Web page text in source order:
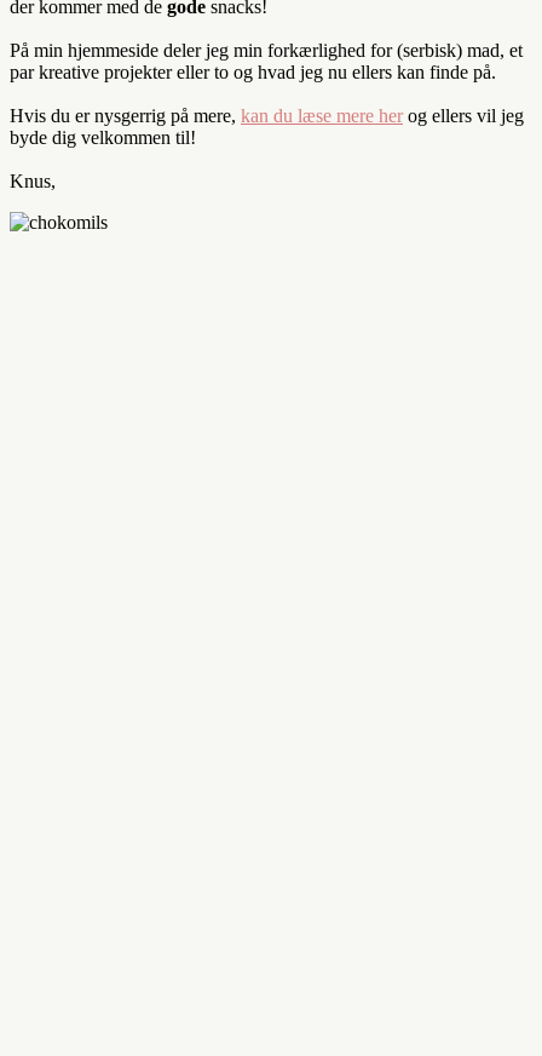
der kommer med de gode snacks!
På min hjemmeside deler jeg min forkærlighed for (serbisk) mad, et
par kreative projekter eller to og hvad jeg nu ellers kan finde på.
Hvis du er nysgerrig på mere, kan du læse mere her og ellers vil jeg
byde dig velkommen til!
Knus,